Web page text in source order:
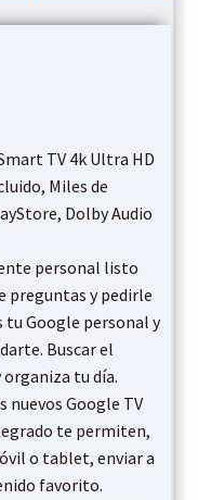
TV 4k Ultra HD
Miles de
Dolby Audio
personal listo
preguntas y pedirle
tu Google personal y
Buscar el
tu día.
nuevos Google TV
te permiten,
o tablet, enviar a
favorito.